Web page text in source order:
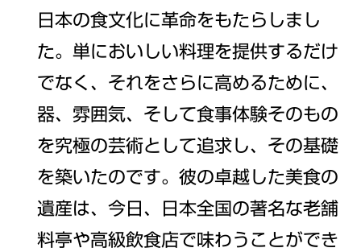
日本の食文化に革命をもたらしまし
た。単においしい料理を提供するだけ
でなく、それをさらに高めるために、
器、雰囲気、そして食事体験そのもの
を究極の芸術として追求し、その基礎
を築いたのです。彼の卓越した美食の
遺産は、今日、日本全国の著名な老舗
料亭や高級飲食店で味わうことができ